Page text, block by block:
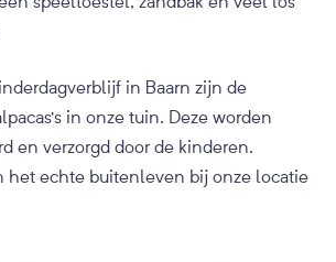
in Baarn zijn de
in onze tuin. Deze worden
en verzorgd door de kinderen.
het echte buitenleven bij onze locatie